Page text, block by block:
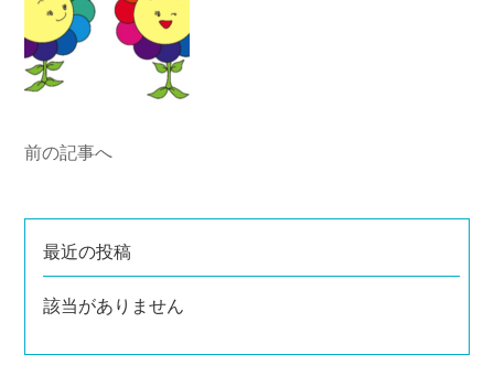
前の記事へ
最近の投稿
該当がありません